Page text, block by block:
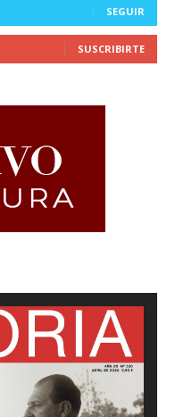
SEGUIR
SUSCRIBIRTE